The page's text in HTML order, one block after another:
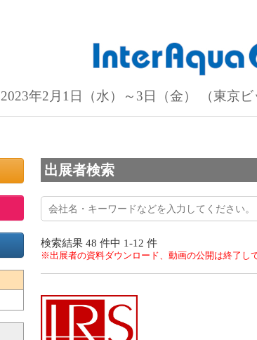
2023年2月1日（水）～3日（金） （東京
出展者検索
検索結果 48 件中 1-12 件
※出展者の資料ダウンロード、動画の公開は終了し